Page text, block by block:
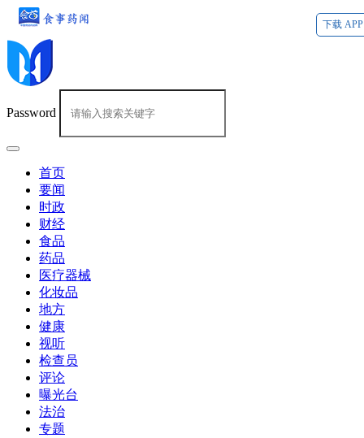
下载 APP
Password
首页
要闻
时政
财经
食品
药品
医疗器械
化妆品
地方
健康
视听
检查员
评论
曝光台
法治
专题